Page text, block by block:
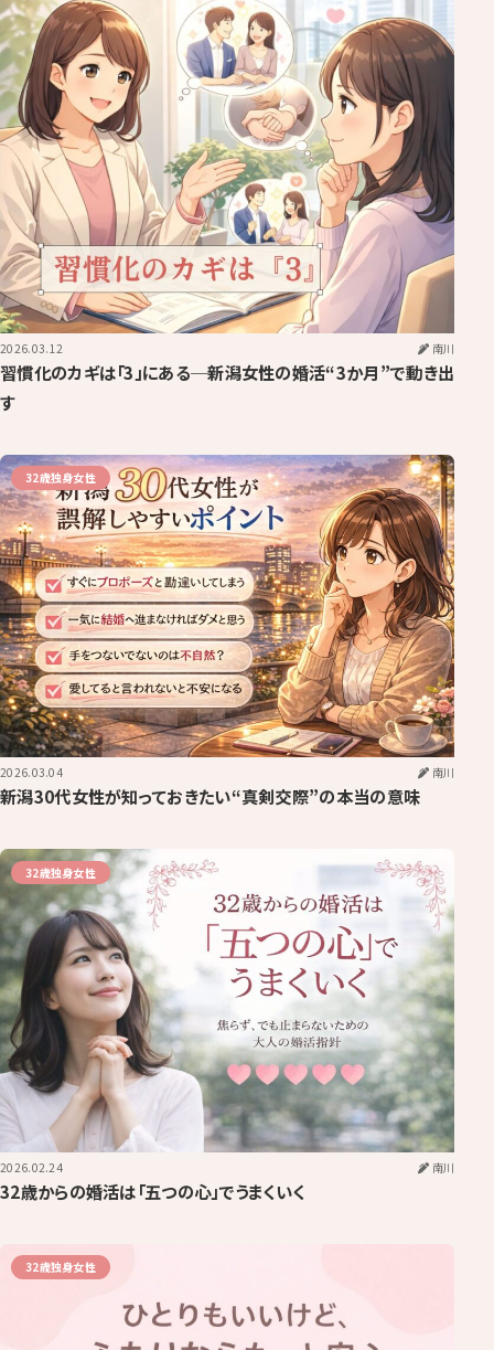
2026.03.12 南川
習慣化のカギは「3」にある─新潟女性の婚活“3か月”で動き出
す
32歳独身女性
2026.03.04 南川
￼新潟30代女性が知っておきたい“真剣交際”の本当の意味
32歳独身女性
2026.02.24 南川
32歳からの婚活は「五つの心」でうまくいく
32歳独身女性